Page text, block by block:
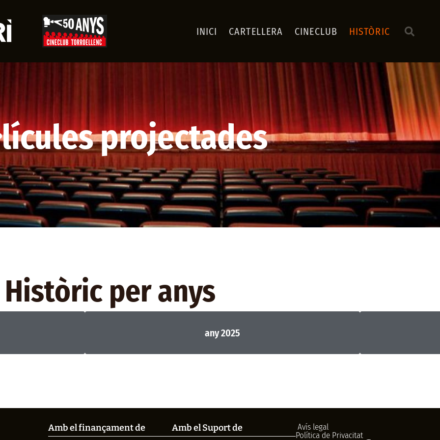
INICI CARTELLERA CINECLUB HISTÒRIC
projectades​
Històric per anys
any 2025
Amb el finançament de Amb el Suport de
Avís legal
Política de Privacitat